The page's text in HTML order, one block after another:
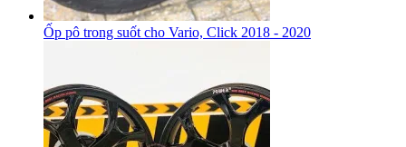
Ốp pô trong suốt cho Vario, Click 2018 - 2020